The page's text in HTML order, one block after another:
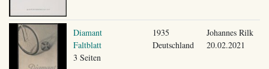
Diamant
Faltblatt
3 Seiten
1935
Deutschland
Johannes Rilk
20.02.2021